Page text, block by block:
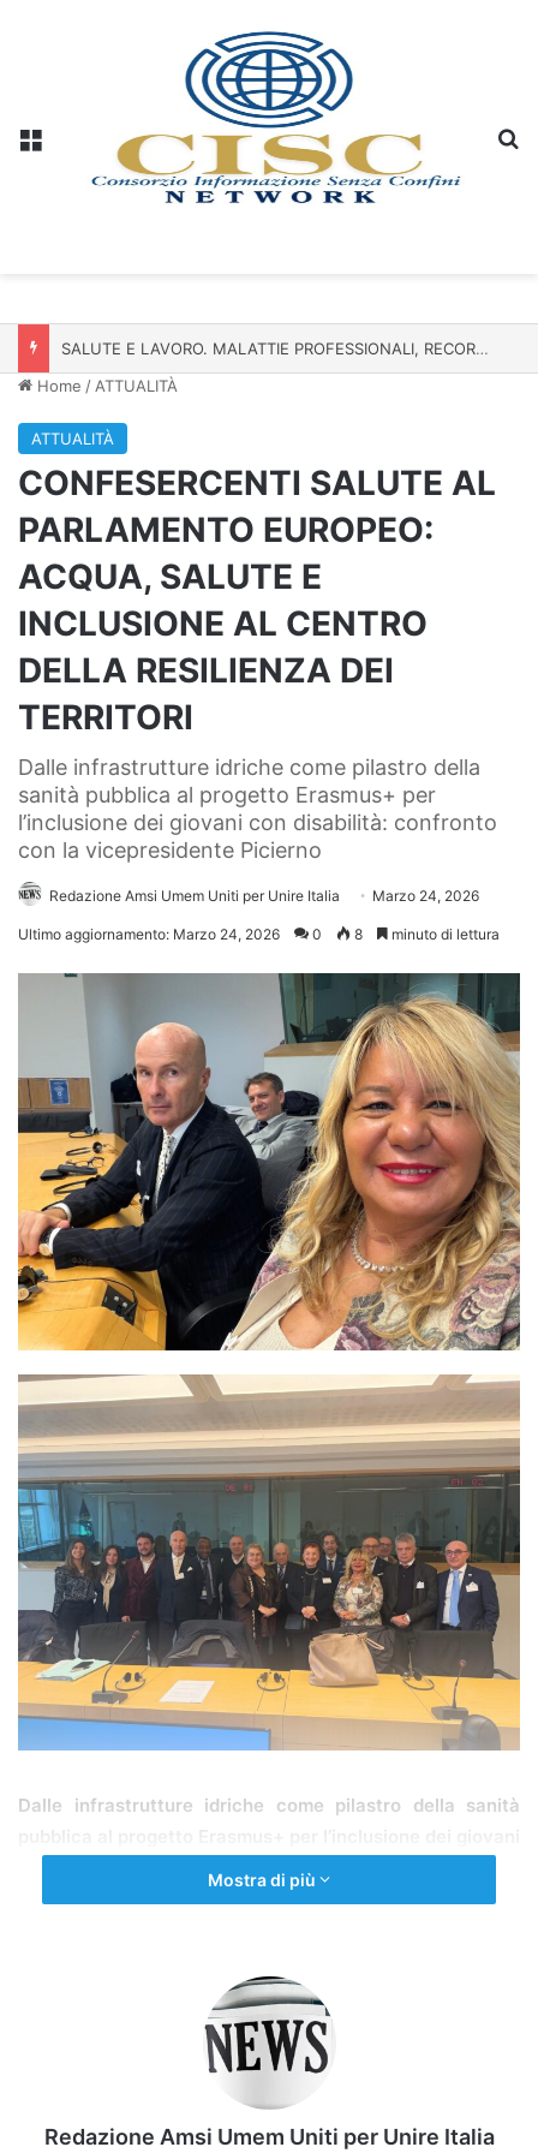
SALUTE E LAVORO. MALATTIE PROFESSIONALI, RECORD DI 98.463 DENUNCE: IN UN ANNO QUASI 10MILA CASI IN PIÙ
Home / ATTUALITÀ
ATTUALITÀ
CONFESERCENTI SALUTE AL
PARLAMENTO EUROPEO:
ACQUA, SALUTE E
INCLUSIONE AL CENTRO
DELLA RESILIENZA DEI
TERRITORI
Dalle infrastrutture idriche come pilastro della
sanità pubblica al progetto Erasmus+ per
l’inclusione dei giovani con disabilità: confronto
con la vicepresidente Picierno
Redazione Amsi Umem Uniti per Unire Italia Marzo 24, 2026
Ultimo aggiornamento: Marzo 24, 2026 0 8 minuto di lettura
Dalle infrastrutture idriche come pilastro della sanità
con disabilità: confronto con la vicepresidente Picierno
pilastro fondamentale della salute pubblica e della
resilienza sociale. Con questo messaggio il Presidente di
Confesercenti Salute ha partecipato al convegno
Mostra di più
Redazione Amsi Umem Uniti per Unire Italia